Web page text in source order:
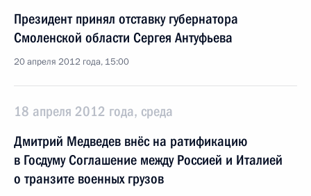
Президент принял отставку губернатора
Смоленской области Сергея Антуфьева
20 апреля 2012 года, 15:00
18 апреля 2012 года, среда
Дмитрий Медведев внёс на ратификацию
в Госдуму Соглашение между Россией и Италией
о транзите военных грузов